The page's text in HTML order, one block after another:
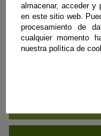
¿ERES
almacenar, acceder y
en este sitio web.
procesamiento de
cualquier momento
nuestra política de